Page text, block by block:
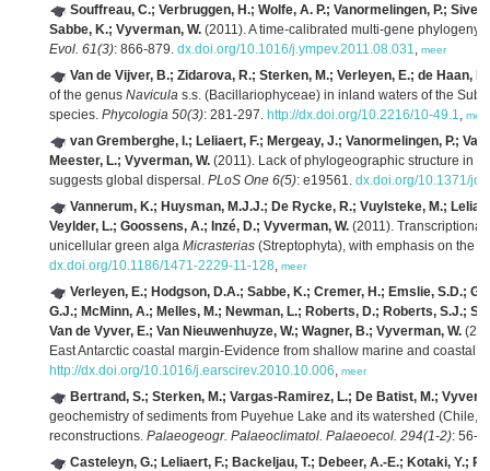
Souffreau, C.; Verbruggen, H.; Wolfe, A. P.; Vanormelingen, P.;
Sabbe, K.; Vyverman, W. (2011). A time-calibrated multi-gene phylogeny
Evol. 61(3): 866-879. dx.doi.org/10.1016/j.ympev.2011.08.031, meer
Van de Vijver, B.; Zidarova, R.; Sterken, M.; Verleyen, E.; de Haan,
of the genus Navicula s.s. (Bacillariophyceae) in inland waters of the
species. Phycologia 50(3): 281-297. http://dx.doi.org/10.2216/10-49.1, meer
van Gremberghe, I.; Leliaert, F.; Mergeay, J.; Vanormelingen, P.;
Meester, L.; Vyverman, W. (2011). Lack of phylogeographic structure in
suggests global dispersal. PLoS One 6(5): e19561. dx.doi.org/10.1371/
Vannerum, K.; Huysman, M.J.J.; De Rycke, R.; Vuylsteke, M.;
Veylder, L.; Goossens, A.; Inzé, D.; Vyverman, W. (2011).
unicellular green alga Micrasterias (Streptophyta), with emphasis on the
dx.doi.org/10.1186/1471-2229-11-128, meer
Verleyen, E.; Hodgson, D.A.; Sabbe, K.; Cremer, H.; Emslie, S.D.;
G.J.; McMinn, A.; Melles, M.; Newman, L.; Roberts, D.; Roberts, S.J.;
Van de Vyver, E.; Van Nieuwenhuyze, W.; Wagner, B.; Vyverman, W.
East Antarctic coastal margin-Evidence from shallow marine and coastal
http://dx.doi.org/10.1016/j.earscirev.2010.10.006, meer
Bertrand, S.; Sterken, M.; Vargas-Ramirez, L.; De Batist, M.;
geochemistry of sediments from Puyehue Lake and its watershed (Chile,
reconstructions. Palaeogeogr. Palaeoclimatol. Palaeoecol. 294(1-2): 56-
Casteleyn, G.; Leliaert, F.; Backeljau, T.; Debeer, A.-E.; Kotaki, Y.;